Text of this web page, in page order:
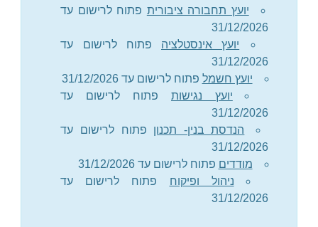
יועץ תחבורה ציבורית פתוח לרישום עד
31/12/2026
יועץ אינסטלציה פתוח לרישום עד
31/12/2026
יועץ חשמל פתוח לרישום עד 31/12/2026
יועץ נגישות פתוח לרישום עד
31/12/2026
הנדסת בנין- תכנון פתוח לרישום עד
31/12/2026
מודדים פתוח לרישום עד 31/12/2026
ניהול ופיקוח פתוח לרישום עד
31/12/2026